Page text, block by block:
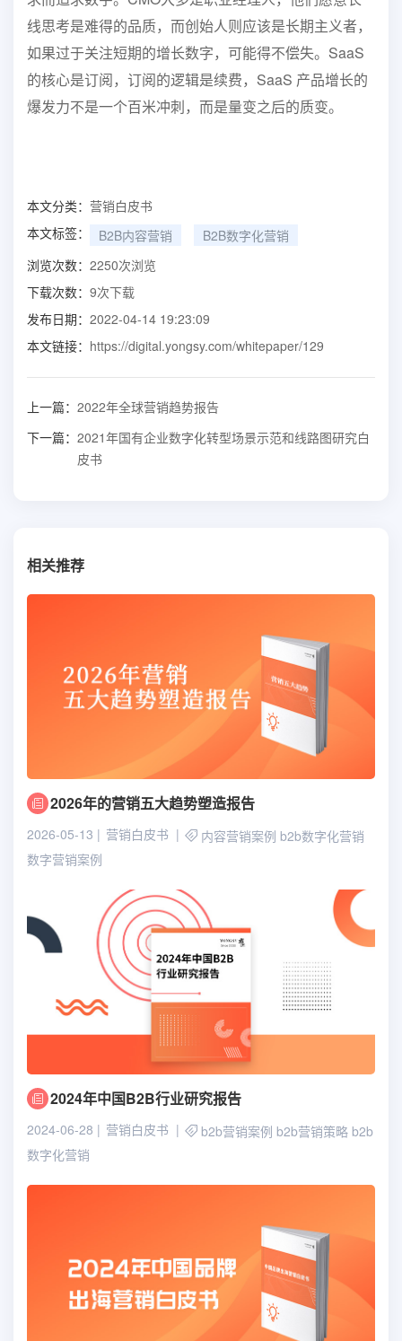
线思考是难得的品质，而创始人则应该是长期主义者，
如果过于关注短期的增长数字，可能得不偿失。 SaaS
的核心是订阅，订阅的逻辑是续费，SaaS 产品增长的
爆发力不是一个百米冲刺，而是量变之后的质变。
本文分类： 营销白皮书
本文标签：
B2B内容营销
B2B数字化营销
浏览次数： 2250次浏览
下载次数： 9次下载
发布日期： 2022-04-14 19:23:09
本文链接： https://digital.yongsy.com/whitepaper/129
上一篇： 2022年全球营销趋势报告
下一篇： 2021年国有企业数字化转型场景示范和线路图研究白
皮书
相关推荐
2026年的营销五大趋势塑造报告
2026-05-13 营销白皮书 内容营销案例 b2b数字化营销
数字营销案例
2024年中国B2B行业研究报告
2024-06-28 营销白皮书 b2b营销案例 b2b营销策略 b2b
数字化营销